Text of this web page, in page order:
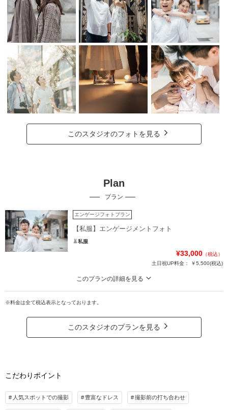
このスタジオのフォトを見る
Plan
プラン
エンゲージフォトプラン
【私服】エンゲージメントフォト
私服
¥33,000 （税込）
土日祝UP料金：
￥5,500(税込)
このプランの詳細を見る
好きな服と好きな場所で撮影！結婚式の演出に、プロフィール動画やウェルカ
ムボードに！
に撮影する記念写真のこと。自由に二人の好きなスタイルで、思い出の場所で
の撮影が人気です。結婚式の演出に、ウェルカムボードやプロフィール動画に
撮影料
着付け ヘアメイク 小物一式
アルバム データ 100カット
※料金は全て税込表示となっております。
このスタジオのプランを見る
こだわりポイント
人気スポットでの撮影 豊富なドレス 撮影前の打ち合わせ